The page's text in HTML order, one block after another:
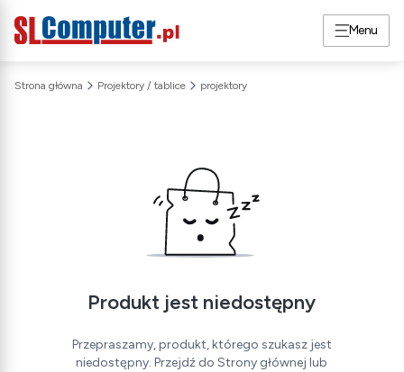
Menu
Strona główna Projektory / tablice projektory
Produkt jest niedostępny
Przepraszamy, produkt, którego szukasz jest
niedostępny. Przejdź do Strony głównej lub